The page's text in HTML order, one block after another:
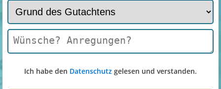
Ich habe den Datenschutz gelesen und verstanden.